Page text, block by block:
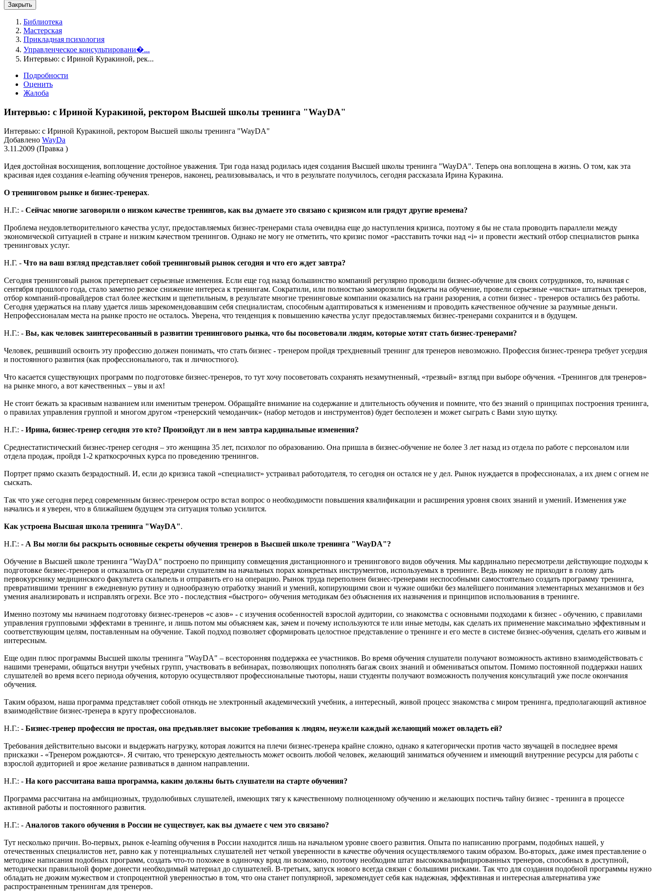
Закрыть
Библиотека
Мастерская
Прикладная психология
Управленческое консультировани�...
Интервью: с Ириной Куракиной, рек...
Подробности
Оценить
Жалоба
Интервью: с Ириной Куракиной, ректором Высшей школы тренинга "WayDA"
Интервью: с Ириной Куракиной, ректором Высшей школы тренинга "WayDA"
Добавлено WayDa
3.11.2009 (Правка )
Идея достойная восхищения, воплощение достойное уважения. Три года назад родилась идея создания Высшей школы тренинга "WayDA". Теперь она воплощена в жизнь. О том, как эта
красивая идея создания e-learning обучения тренеров, наконец, реализовывалась, и что в результате получилось, сегодня рассказала Ирина Куракина.
О тренинговом рынке и бизнес-тренерах.
Н.Г.: - Сейчас многие заговорили о низком качестве тренингов, как вы думаете это связано с кризисом или грядут другие времена?
Проблема неудовлетворительного качества услуг, предоставляемых бизнес-тренерами стала очевидна еще до наступления кризиса, поэтому я бы не стала проводить параллели между
экономической ситуацией в стране и низким качеством тренингов. Однако не могу не отметить, что кризис помог «расставить точки над «i» и провести жесткий отбор специалистов рынка
тренинговых услуг.
Н.Г. - Что на ваш взгляд представляет собой тренинговый рынок сегодня и что его ждет завтра?
Сегодня тренинговый рынок претерпевает серьезные изменения. Если еще год назад большинство компаний регулярно проводили бизнес-обучение для своих сотрудников, то, начиная с
сентября прошлого года, стало заметно резкое снижение интереса к тренингам. Сократили, или полностью заморозили бюджеты на обучение, провели серьезные «чистки» штатных тренеров,
отбор компаний-провайдеров стал более жестким и щепетильным, в результате многие тренинговые компании оказались на грани разорения, а сотни бизнес - тренеров остались без работы.
Сегодня удержаться на плаву удается лишь зарекомендовавшим себя специалистам, способным адаптироваться к изменениям и проводить качественное обучение за разумные деньги.
Непрофессионалам места на рынке просто не осталось. Уверена, что тенденция к повышению качества услуг предоставляемых бизнес-тренерами сохранится и в будущем.
Н.Г.: - Вы, как человек заинтересованный в развитии тренингового рынка, что бы посоветовали людям, которые хотят стать бизнес-тренерами?
Человек, решивший освоить эту профессию должен понимать, что стать бизнес - тренером пройдя трехдневный тренинг для тренеров невозможно. Профессия бизнес-тренера требует усердия
и постоянного развития (как профессионального, так и личностного).
Что касается существующих программ по подготовке бизнес-тренеров, то тут хочу посоветовать сохранять незамутненный, «трезвый» взгляд при выборе обучения. «Тренингов для тренеров»
на рынке много, а вот качественных – увы и ах!
Не стоит бежать за красивым названием или именитым тренером. Обращайте внимание на содержание и длительность обучения и помните, что без знаний о принципах построения тренинга,
о правилах управления группой и многом другом «тренерский чемоданчик» (набор методов и инструментов) будет бесполезен и может сыграть с Вами злую шутку.
Н.Г.: - Ирина, бизнес-тренер сегодня это кто? Произойдут ли в нем завтра кардинальные изменения?
Среднестатистический бизнес-тренер сегодня – это женщина 35 лет, психолог по образованию. Она пришла в бизнес-обучение не более 3 лет назад из отдела по работе с персоналом или
отдела продаж, пройдя 1-2 краткосрочных курса по проведению тренингов.
Портрет прямо сказать безрадостный. И, если до кризиса такой «специалист» устраивал работодателя, то сегодня он остался не у дел. Рынок нуждается в профессионалах, а их днем с огнем не
сыскать.
Так что уже сегодня перед современным бизнес-тренером остро встал вопрос о необходимости повышения квалификации и расширения уровня своих знаний и умений. Изменения уже
начались и я уверен, что в ближайшем будущем эта ситуация только усилится.
Как устроена Высшая школа тренинга "WayDA".
Н.Г.: - А Вы могли бы раскрыть основные секреты обучения тренеров в Высшей школе тренинга "WayDA"?
Обучение в Высшей школе тренинга "WayDA" построено по принципу совмещения дистанционного и тренингового видов обучения. Мы кардинально пересмотрели действующие подходы к
подготовке бизнес-тренеров и отказались от передачи слушателям на начальных порах конкретных инструментов, используемых в тренинге. Ведь никому не приходит в голову дать
первокурснику медицинского факультета скальпель и отправить его на операцию. Рынок труда переполнен бизнес-тренерами неспособными самостоятельно создать программу тренинга,
превратившими тренинг в ежедневную рутину и однообразную отработку знаний и умений, копирующими свои и чужие ошибки без малейшего понимания элементарных механизмов и без
умения анализировать и исправлять огрехи. Все это - последствия «быстрого» обучения методикам без объяснения их назначения и принципов использования в тренинге.
Именно поэтому мы начинаем подготовку бизнес-тренеров «с азов» - с изучения особенностей взрослой аудитории, со знакомства с основными подходами к бизнес - обучению, с правилами
управления групповыми эффектами в тренинге, и лишь потом мы объясняем как, зачем и почему используются те или иные методы, как сделать их применение максимально эффективным и
соответствующим целям, поставленным на обучение. Такой подход позволяет сформировать целостное представление о тренинге и его месте в системе бизнес-обучения, сделать его живым и
интересным.
Еще один плюс программы Высшей школы тренинга "WayDA" – всесторонняя поддержка ее участников. Во время обучения слушатели получают возможность активно взаимодействовать с
нашими тренерами, общаться внутри учебных групп, участвовать в вебинарах, позволяющих пополнять багаж своих знаний и обмениваться опытом. Помимо постоянной поддержки наших
слушателей во время всего периода обучения, которую осуществляют профессиональные тьюторы, наши студенты получают возможность получения консультаций уже после окончания
обучения.
Таким образом, наша программа представляет собой отнюдь не электронный академический учебник, а интересный, живой процесс знакомства с миром тренинга, предполагающий активное
взаимодействие бизнес-тренера в кругу профессионалов.
Н.Г.: - Бизнес-тренер профессия не простая, она предъявляет высокие требования к людям, неужели каждый желающий может овладеть ей?
Требования действительно высоки и выдержать нагрузку, которая ложится на плечи бизнес-тренера крайне сложно, однако я категорически против часто звучащей в последнее время
присказки - «Тренером рождаются». Я считаю, что тренерскую деятельность может освоить любой человек, желающий заниматься обучением и имеющий внутренние ресурсы для работы с
взрослой аудиторией и ярое желание развиваться в данном направлении.
Н.Г.: - На кого рассчитана ваша программа, каким должны быть слушатели на старте обучения?
Программа рассчитана на амбициозных, трудолюбивых слушателей, имеющих тягу к качественному полноценному обучению и желающих постичь тайну бизнес - тренинга в процессе
активной работы и постоянного развития.
Н.Г.: - Аналогов такого обучения в России не существует, как вы думаете с чем это связано?
Тут несколько причин. Во-первых, рынок e-learning обучения в России находится лишь на начальном уровне своего развития. Опыта по написанию программ, подобных нашей, у
отечественных специалистов нет, равно как у потенциальных слушателей нет четкой уверенности в качестве обучения осуществляемого таким образом. Во-вторых, даже имея преставление о
методике написания подобных программ, создать что-то похожее в одиночку вряд ли возможно, поэтому необходим штат высококвалифицированных тренеров, способных в доступной,
методически правильной форме донести необходимый материал до слушателей. В-третьих, запуск нового всегда связан с большими рисками. Так что для создания подобной программы нужно
обладать не дюжим мужеством и стопроцентной уверенностью в том, что она станет популярной, зарекомендует себя как надежная, эффективная и интересная альтернатива уже
распространенным тренингам для тренеров.